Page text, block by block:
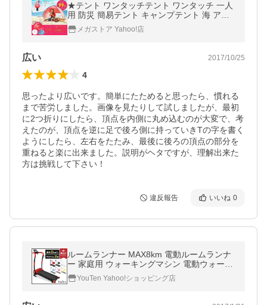
★テント ワンタッチテント ワンタッチ 一人
用 防災 簡易テント キャンプテント 海 アウ
トドア キャンプ 日除け 日よけ 台風 地震
メガストア Yahoo!店
広い 2017/10/25
4
思ったより広いです。簡単にたためると思ったら、慣れる
まで苦労しました。画像を見たりして試しましたが、最初
に2つ折りにしたら、頂点を内側に丸め込むのが大変で、考
えたのが、頂点を逆に足で後ろ側に持っていきTの字を書く
ようにしたら、左右をたたみ、最後に後ろの頂点の部分を
重ねると楽に出来ました。説明がヘタですが、理解出来た
方は挑戦して下さい！
違反報告 いいね 0
ルームランナー MAX8km 電動ルームランナ
ー 家庭用 ウォーキングマシン 電動ウォーカ
ー ランニングマシン 室内 ダイエット
YouTen Yahoo!ショッピング店